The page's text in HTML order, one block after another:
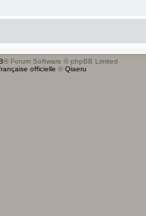
® Forum Software © phpBB Limited
officielle © Qiaeru